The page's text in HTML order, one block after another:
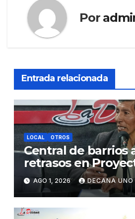
Por
Entrada relacionada
LOCAL OTROS
Central de barrios
retrasos en
de Agua y
Juliaca
AGO 1, 2026 DECANA UNO